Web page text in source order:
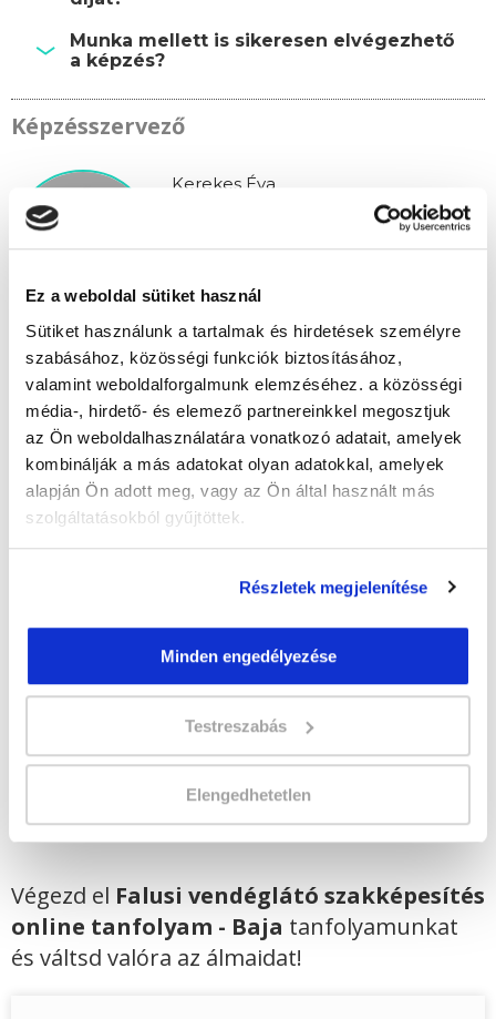
Ez a weboldal sütiket használ
Sütiket használunk a tartalmak és hirdetések személyre
szabásához, közösségi funkciók biztosításához,
valamint weboldalforgalmunk elemzéséhez. a közösségi
média-, hirdető- és elemező partnereinkkel megosztjuk
az Ön weboldalhasználatára vonatkozó adatait, amelyek
kombinálják a más adatokat olyan adatokkal, amelyek
alapján Ön adott meg, vagy az Ön által használt más
szolgáltatásokból gyűjtöttek.
Részletek megjelenítése
Minden engedélyezése
Testreszabás
Elengedhetetlen
Munka mellett is sikeresen elvégezhető
a képzés?
Képzésszervező
Kerekes Éva
kerekes.eva@tanfolyam.hu
" B " csoport
Időtartam:5-6 hónap
Indulás időpontja: 2026-09-25
Képzés ára:219 000 Ft
egyösszegű befizetés esetén + minden
tanfolyam 49.990 Ft értékben!
Lehet még jelentkezni?
Végezd el Falusi vendéglátó szakképesítés
online tanfolyam - Baja tanfolyamunkat
és váltsd valóra az álmaidat!